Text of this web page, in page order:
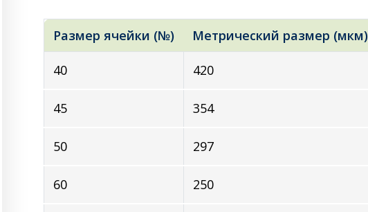
Размер ячейки (№) Метрический размер (мкм)
40 420
45 354
50 297
60 250